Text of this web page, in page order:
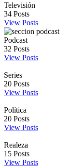
Televisión
34 Posts
View Posts
Podcast
32 Posts
View Posts
Series
20 Posts
View Posts
Política
20 Posts
View Posts
Realeza
15 Posts
View Posts